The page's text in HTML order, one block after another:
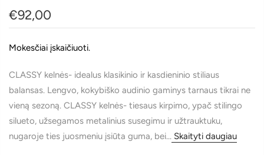
€92,00
Mokesčiai įskaičiuoti.
CLASSY kelnės- idealus klasikinio ir kasdieninio stiliaus
balansas. Lengvo, kokybiško audinio gaminys tarnaus tikrai ne
vieną sezoną. CLASSY kelnės- tiesaus kirpimo, ypač stilingo
silueto, užsegamos metalinius susegimu ir užtrauktuku,
nugaroje ties juosmeniu įsiūta guma, bei... Skaityti daugiau